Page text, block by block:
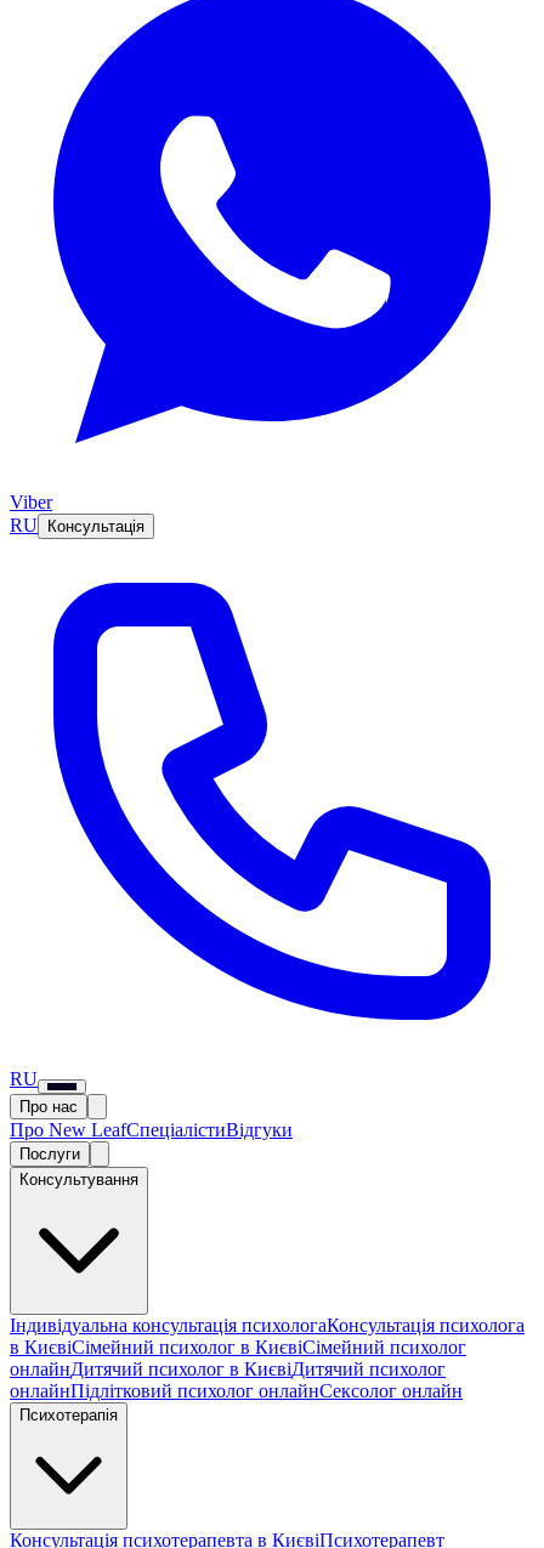
Viber
RU
Консультація
RU
Про нас
Про New LeafСпеціалістиВідгуки
Послуги
Консультування
Індивідуальна консультація психологаКонсультація психолога
в КиєвіСімейний психолог в КиєвіСімейний психолог
онлайнДитячий психолог в КиєвіДитячий психолог
онлайнПідлітковий психолог онлайнСексолог онлайн
Психотерапія
Консультація психотерапевта в КиєвіПсихотерапевт